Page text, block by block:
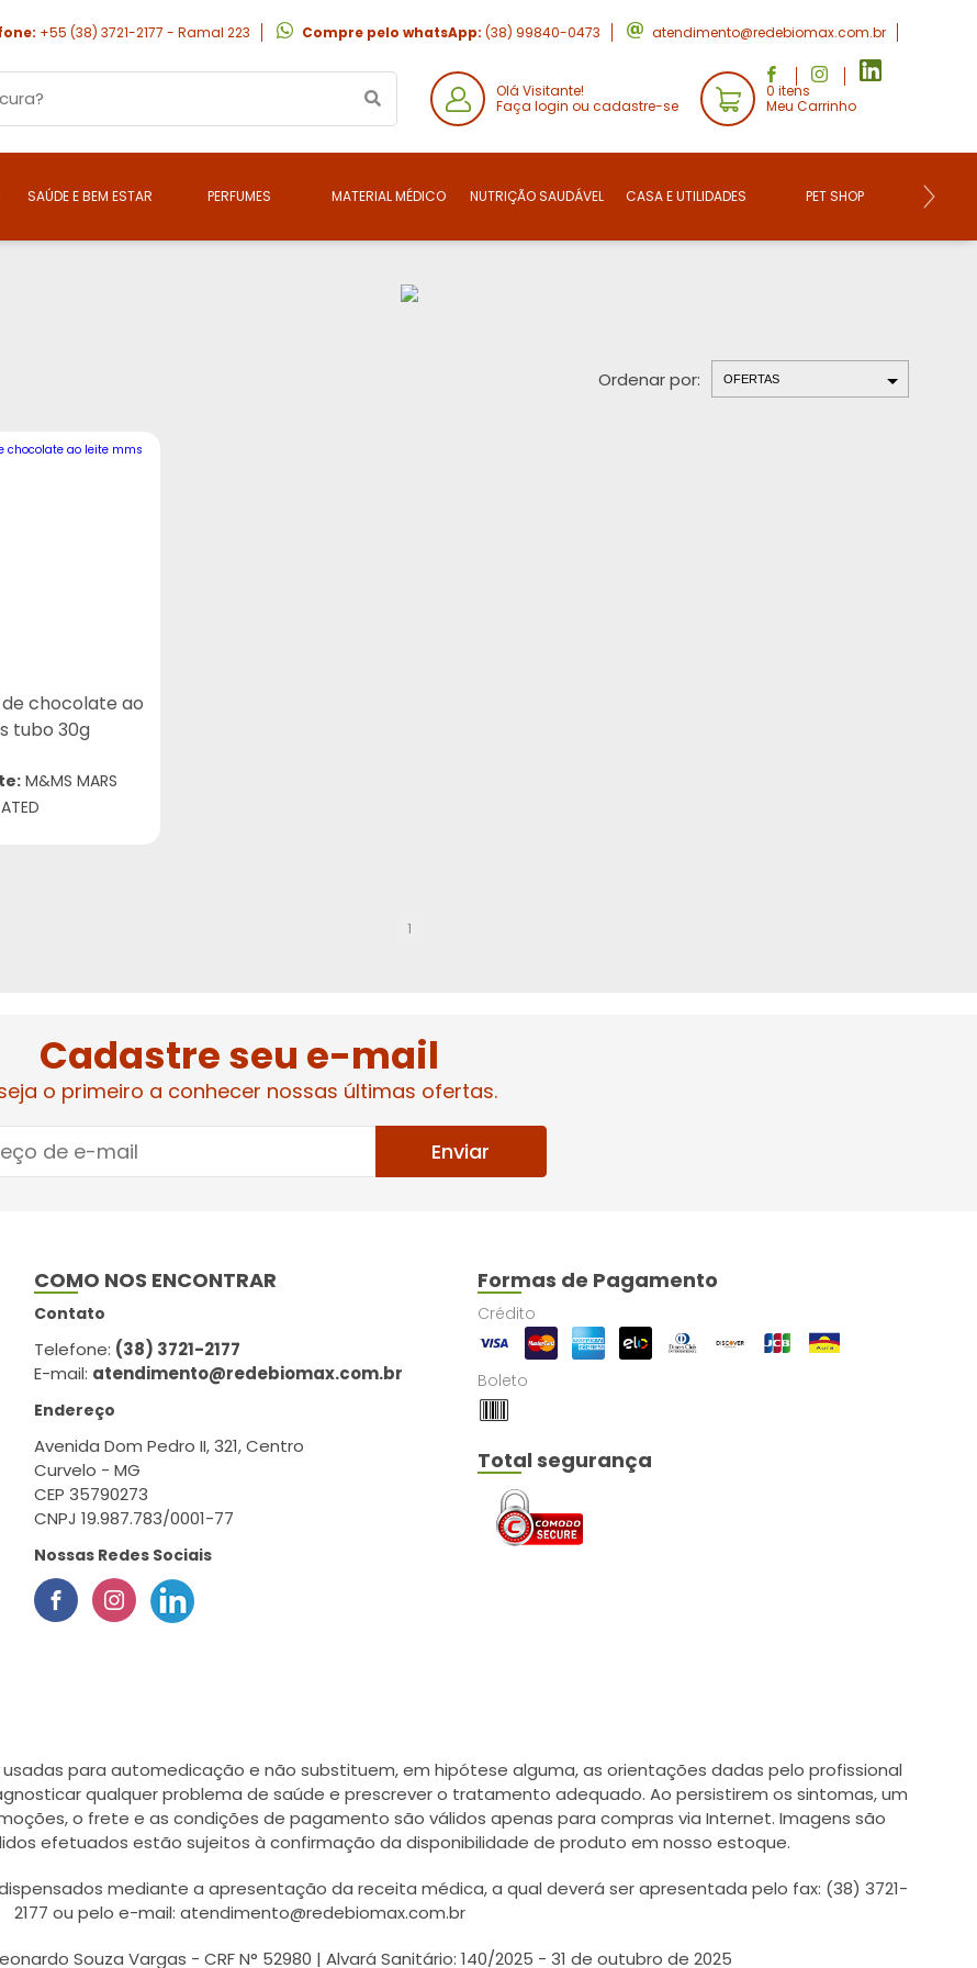
+55 (38) 3721-2177 - Ramal 223 Compre pelo whatsApp: (38) 99840-0473 atendimento@redebiomax.com.br
Olá Visitante!
Faça login ou cadastre-se
0 itens
Meu Carrinho
SAÚDE E BEM ESTAR PERFUMES MATERIAL MÉDICO NUTRIÇÃO SAUDÁVEL CASA E UTILIDADES PET SHOP
Ordenar por:
chocolate ao
tubo 30g
M&MS MARS
1
Cadastre seu e-mail
o primeiro a conhecer nossas últimas ofertas.
Enviar
COMO NOS ENCONTRAR
Contato
Telefone: (38) 3721-2177
E-mail: atendimento@redebiomax.com.br
Endereço
Avenida Dom Pedro II, 321, Centro
Curvelo - MG
CEP 35790273
CNPJ 19.987.783/0001-77
Nossas Redes Sociais
Formas de Pagamento
Crédito
Boleto
Total segurança
para automedicação e não substituem, em hipótese alguma, as orientações dadas pelo profissional
qualquer problema de saúde e prescrever o tratamento adequado. Ao persistirem os sintomas, um
o frete e as condições de pagamento são válidos apenas para compras via Internet. Imagens são
efetuados estão sujeitos à confirmação da disponibilidade de produto em nosso estoque.
mediante a apresentação da receita médica, a qual deverá ser apresentada pelo fax: (38) 3721-
2177 ou pelo e-mail: atendimento@redebiomax.com.br
Souza Vargas - CRF N° 52980 | Alvará Sanitário: 140/2025 - 31 de outubro de 2025